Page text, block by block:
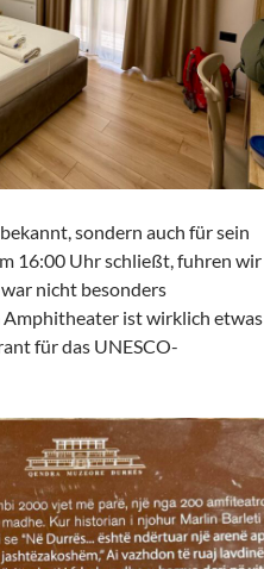
sondern auch für sein
16:00 Uhr schließt, fuhren wir
nicht besonders
Amphitheater ist wirklich etwas
für das UNESCO-